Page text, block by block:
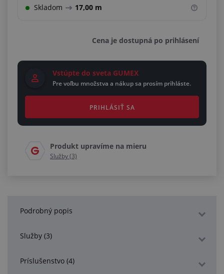
Skladom 17,00 m
Cena je dostupná po prihlásení
Vstúpte do sveta GUMEX
Pre voľbu množstva a nákup sa prosím prihláste.
PRIHLÁSIŤ SA
Produkt upravíme na mieru
Služby (3)
Podrobný popis
Služby (3)
Príslušenstvo (4)